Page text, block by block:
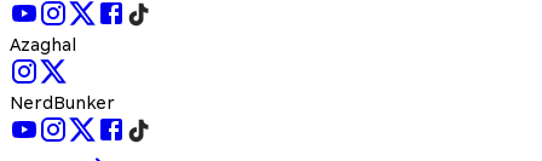
Azaghal
NerdBunker